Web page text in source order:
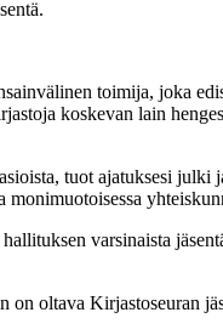
toimija, joka
koskevan lain
tuot ajatuksesi
varsinaista
on oltava Kirjastoseuran